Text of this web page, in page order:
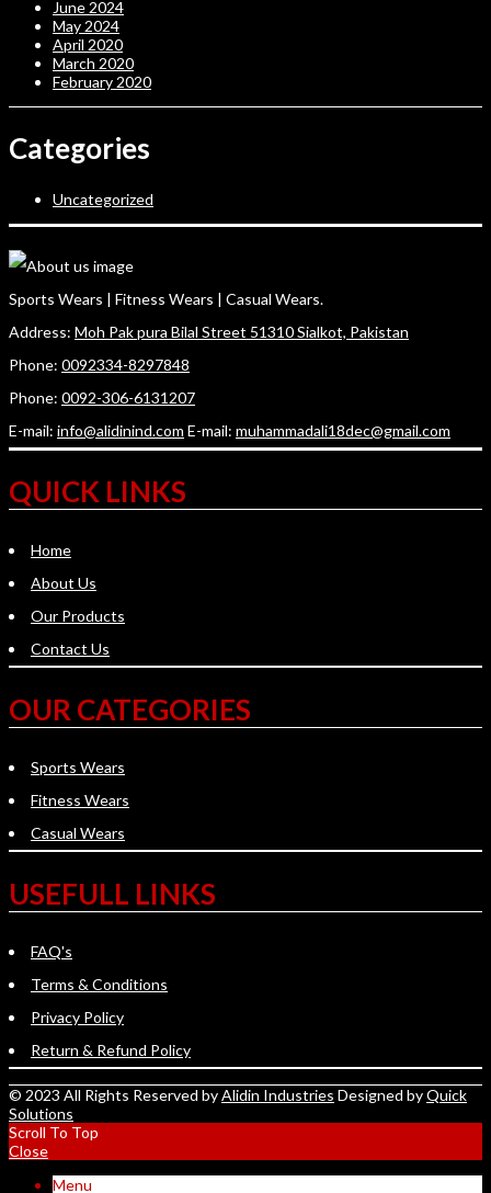
June 2024
May 2024
April 2020
March 2020
February 2020
Categories
Uncategorized
Sports Wears | Fitness Wears | Casual Wears.
Address: Moh Pak pura Bilal Street 51310 Sialkot, Pakistan
Phone: 0092334-8297848
Phone: 0092-306-6131207
E-mail: info@alidinind.com E-mail: muhammadali18dec@gmail.com
QUICK LINKS
Home
About Us
Our Products
Contact Us
OUR CATEGORIES
Sports Wears
Fitness Wears
Casual Wears
USEFULL LINKS
FAQ's
Terms & Conditions
Privacy Policy
Return & Refund Policy
© 2023 All Rights Reserved byAlidin Industries Designed byQuick
Solutions
Scroll To Top
Close
Menu